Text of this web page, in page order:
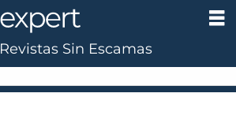
Revistas Sin Escamas